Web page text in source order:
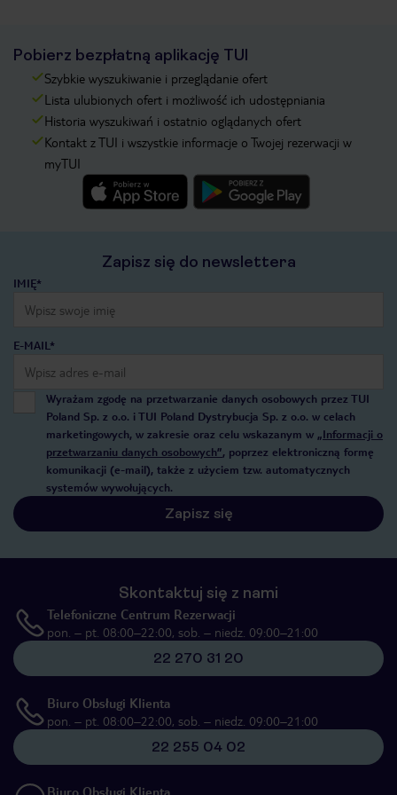
Pobierz bezpłatną aplikację TUI
Szybkie wyszukiwanie i przeglądanie ofert
Lista ulubionych ofert i możliwość ich udostępniania
Historia wyszukiwań i ostatnio oglądanych ofert
Kontakt z TUI i wszystkie informacje o Twojej rezerwacji w
myTUI
Zapisz się do newslettera
IMIĘ*
E-MAIL*
Wyrażam zgodę na przetwarzanie danych osobowych przez TUI
Poland Sp. z o.o. i TUI Poland Dystrybucja Sp. z o.o. w celach
marketingowych, w zakresie oraz celu wskazanym w „Informacji o
przetwarzaniu danych osobowych”, poprzez elektroniczną formę
komunikacji (e-mail), także z użyciem tzw. automatycznych
systemów wywołujących.
Zapisz się
Skontaktuj się z nami
Telefoniczne Centrum Rezerwacji
pon. – pt. 08:00–22:00, sob. – niedz. 09:00–21:00
22 270 31 20
Biuro Obsługi Klienta
pon. – pt. 08:00–22:00, sob. – niedz. 09:00–21:00
22 255 04 02
Biuro Obsługi Klienta